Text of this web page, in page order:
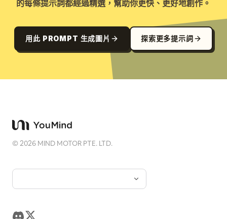
的每條提示詞都經過精選，幫助你更快、更好地創作。
用此 PROMPT 生成圖片 探索更多提示詞
©2026 MIND MOTOR PTE. LTD.